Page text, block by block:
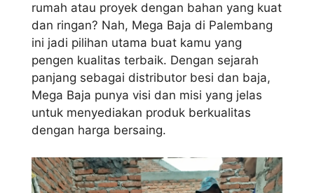
rumah atau proyek dengan bahan yang kuat
dan ringan? Nah, Mega Baja di Palembang
ini jadi pilihan utama buat kamu yang
pengen kualitas terbaik. Dengan sejarah
panjang sebagai distributor besi dan baja,
Mega Baja punya visi dan misi yang jelas
untuk menyediakan produk berkualitas
dengan harga bersaing.